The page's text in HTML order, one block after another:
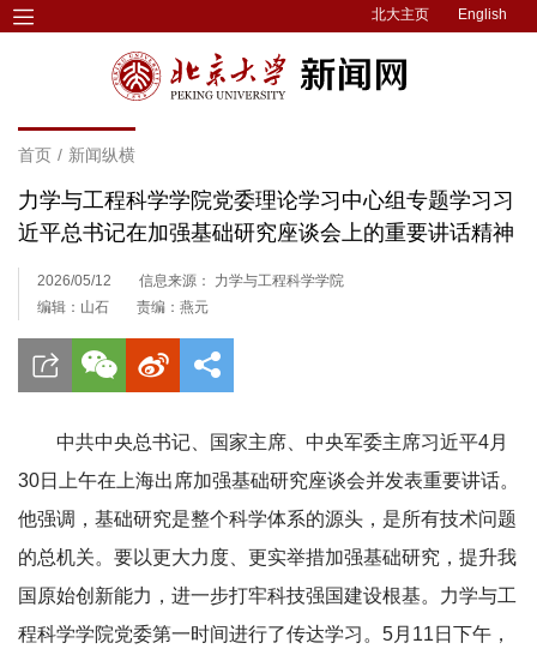
北大主页 English
首页 / 新闻纵横
力学与工程科学学院党委理论学习中心组专题学习习
近平总书记在加强基础研究座谈会上的重要讲话精神
2026/05/12
信息来源： 力学与工程科学学院
编辑：山石
责编：燕元
中共中央总书记、国家主席、中央军委主席习近平4月
30日上午在上海出席加强基础研究座谈会并发表重要讲话。
他强调，基础研究是整个科学体系的源头，是所有技术问题
的总机关。要以更大力度、更实举措加强基础研究，提升我
国原始创新能力，进一步打牢科技强国建设根基。力学与工
程科学学院党委第一时间进行了传达学习。5月11日下午，